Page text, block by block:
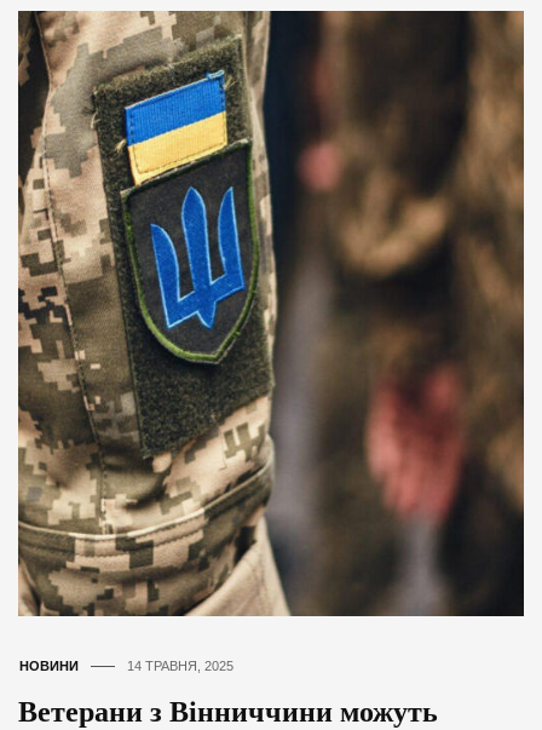
НОВИНИ 14 ТРАВНЯ, 2025
Ветерани з Вінниччини можуть